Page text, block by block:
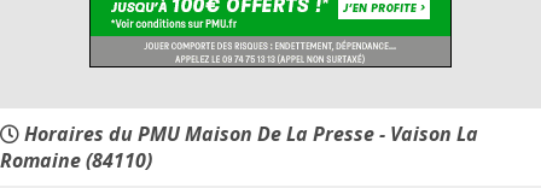
Horaires du PMU Maison De La Presse - Vaison La
Romaine (84110)